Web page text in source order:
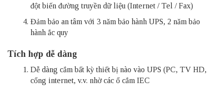
đột biến đường truyền dữ liệu (Internet / Tel / Fax)
Đảm bảo an tâm với 3 năm bảo hành UPS, 2 năm bảo
hành ắc quy
Tích hợp dễ dàng
Dễ dàng cắm bất kỳ thiết bị nào vào UPS (PC, TV HD,
cổng internet, v.v. nhờ các ổ cắm IEC